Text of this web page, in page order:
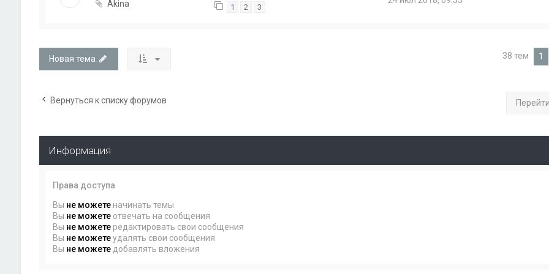
Akina 1 2 3
Новая тема 38 тем 1
Вернуться к списку форумов Перейти
Информация
Права доступа
Вы не можетеначинать темы
Вы не можетеотвечать на сообщения
Вы не можетередактировать свои сообщения
Вы не можетеудалять свои сообщения
Вы не можетедобавлять вложения